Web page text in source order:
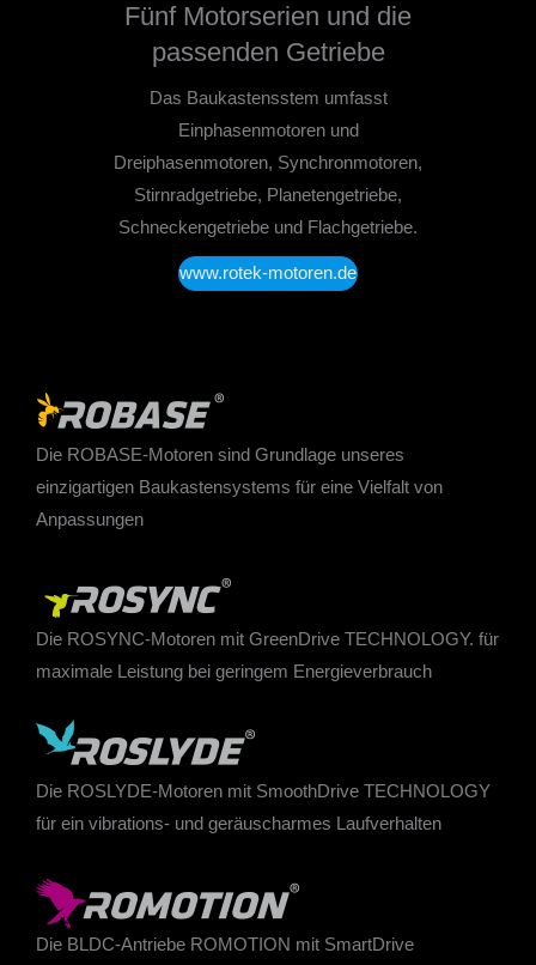
Fünf Motorserien und die
passenden Getriebe
Das Baukastensstem umfasst
Einphasenmotoren und
Dreiphasenmotoren, Synchronmotoren,
Stirnradgetriebe, Planetengetriebe,
Schneckengetriebe und Flachgetriebe.
www.rotek-motoren.de
Die ROBASE-Motoren sind Grundlage unseres
einzigartigen Baukastensystems für eine Vielfalt von
Anpassungen
Die ROSYNC-Motoren mit GreenDrive TECHNOLOGY. für
maximale Leistung bei geringem Energieverbrauch
Die ROSLYDE-Motoren mit SmoothDrive TECHNOLOGY
für ein vibrations- und geräuscharmes Laufverhalten
Die BLDC-Antriebe ROMOTION mit SmartDrive